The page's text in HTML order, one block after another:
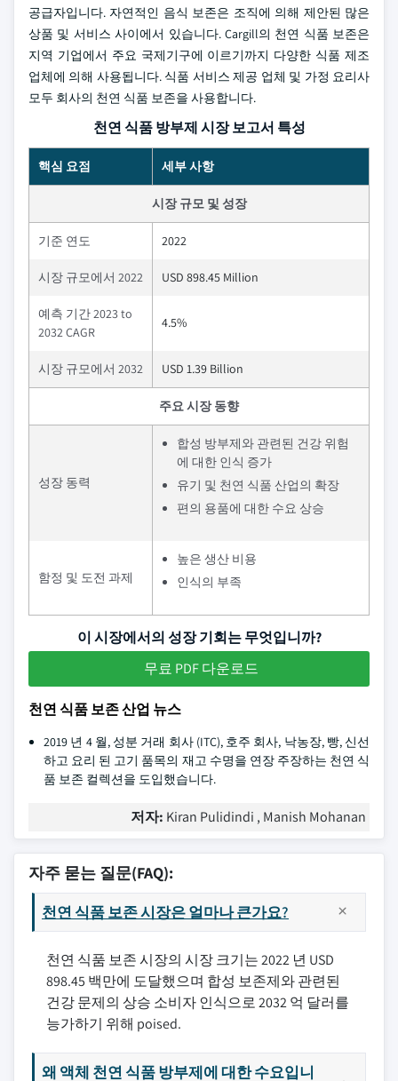
공급자입니다. 자연적인 음식 보존은 조직에 의해 제안된 많은
상품 및 서비스 사이에서 있습니다. Cargill의 천연 식품 보존은
지역 기업에서 주요 국제기구에 이르기까지 다양한 식품 제조
업체에 의해 사용됩니다. 식품 서비스 제공 업체 및 가정 요리사
모두 회사의 천연 식품 보존을 사용합니다.
천연 식품 방부제 시장 보고서 특성
핵심 요점 세부 사항
시장 규모 및 성장
기준 연도 2022
시장 규모에서 2022 USD 898.45 Million
예측 기간 2023 to
2032 CAGR
4.5%
시장 규모에서 2032 USD 1.39 Billion
주요 시장 동향
성장 동력
합성 방부제와 관련된 건강 위험
에 대한 인식 증가
유기 및 천연 식품 산업의 확장
편의 용품에 대한 수요 상승
함정 및 도전 과제
높은 생산 비용
인식의 부족
이 시장에서의 성장 기회는 무엇입니까?
무료 PDF 다운로드
천연 식품 보존 산업 뉴스
2019 년 4 월, 성분 거래 회사 (ITC), 호주 회사, 낙농장, 빵, 신선
하고 요리 된 고기 품목의 재고 수명을 연장 주장하는 천연 식
품 보존 컬렉션을 도입했습니다.
저자: Kiran Pulidindi , Manish Mohanan
자주 묻는 질문(FAQ):
천연 식품 보존 시장은 얼마나 큰가요?
천연 식품 보존 시장의 시장 크기는 2022 년 USD
898.45 백만에 도달했으며 합성 보존제와 관련된
건강 문제의 상승 소비자 인식으로 2032 억 달러를
능가하기 위해 poised.
왜 액체 천연 식품 방부제에 대한 수요입니